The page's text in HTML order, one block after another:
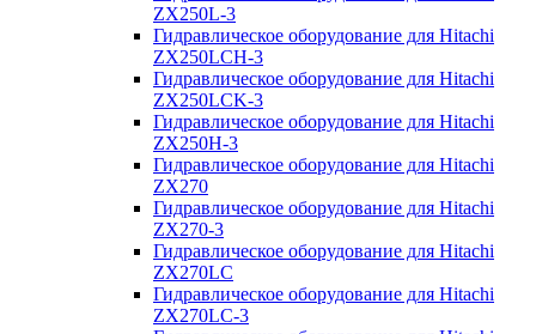
ZX250L-3
Гидравлическое оборудование для Hitachi
ZX250LCH-3
Гидравлическое оборудование для Hitachi
ZX250LCK-3
Гидравлическое оборудование для Hitachi
ZX250Н-3
Гидравлическое оборудование для Hitachi
ZX270
Гидравлическое оборудование для Hitachi
ZX270-3
Гидравлическое оборудование для Hitachi
ZX270LC
Гидравлическое оборудование для Hitachi
ZX270LC-3